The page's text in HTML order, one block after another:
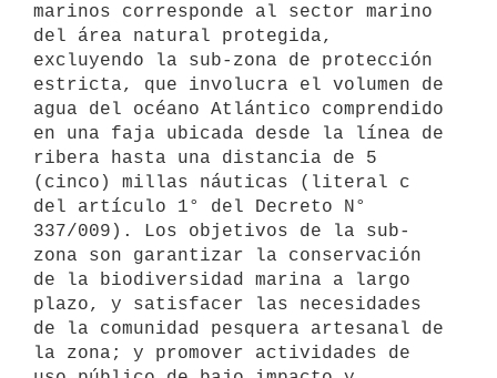
marinos corresponde al sector marino
del área natural protegida,
excluyendo la sub-zona de protección
estricta, que involucra el volumen de
agua del océano Atlántico comprendido
en una faja ubicada desde la línea de
ribera hasta una distancia de 5
(cinco) millas náuticas (literal c
del artículo 1° del Decreto N°
337/009). Los objetivos de la sub-
zona son garantizar la conservación
de la biodiversidad marina a largo
plazo, y satisfacer las necesidades
de la comunidad pesquera artesanal de
la zona; y promover actividades de